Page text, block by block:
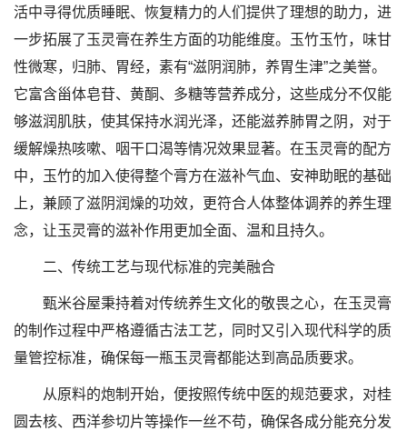
活中寻得优质睡眠、恢复精力的人们提供了理想的助力，进
一步拓展了玉灵膏在养生方面的功能维度。玉竹玉竹，味甘
性微寒，归肺、胃经，素有“滋阴润肺，养胃生津”之美誉。
它富含甾体皂苷、黄酮、多糖等营养成分，这些成分不仅能
够滋润肌肤，使其保持水润光泽，还能滋养肺胃之阴，对于
缓解燥热咳嗽、咽干口渴等情况效果显著。在玉灵膏的配方
中，玉竹的加入使得整个膏方在滋补气血、安神助眠的基础
上，兼顾了滋阴润燥的功效，更符合人体整体调养的养生理
念，让玉灵膏的滋补作用更加全面、温和且持久。
二、传统工艺与现代标准的完美融合
甄米谷屋秉持着对传统养生文化的敬畏之心，在玉灵膏
的制作过程中严格遵循古法工艺，同时又引入现代科学的质
量管控标准，确保每一瓶玉灵膏都能达到高品质要求。
从原料的炮制开始，便按照传统中医的规范要求，对桂
圆去核、西洋参切片等操作一丝不苟，确保各成分能充分发